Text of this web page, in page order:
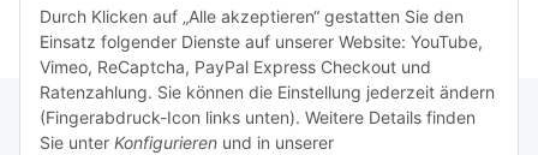
Durch Klicken auf „Alle akzeptieren“ gestatten Sie den
Einsatz folgender Dienste auf unserer Website: YouTube,
Vimeo, ReCaptcha, PayPal Express Checkout und
Ratenzahlung. Sie können die Einstellung jederzeit ändern
(Fingerabdruck-Icon links unten). Weitere Details finden
Sie unter Konfigurieren und in unserer